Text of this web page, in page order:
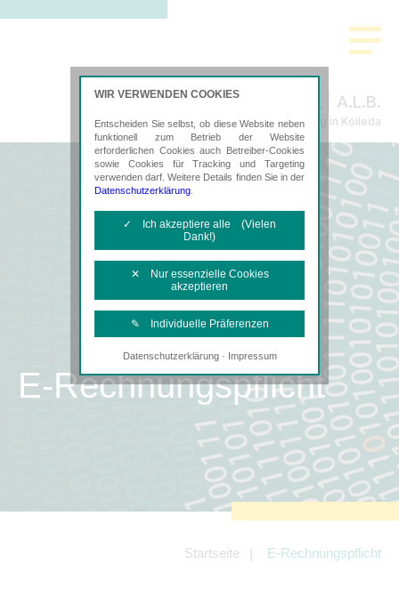
A.L.B.
Steuerberatung in Kölleda
E-Rechnungspflicht
Startseite E-Rechnungspflicht
WIR VERWENDEN COOKIES
Entscheiden Sie selbst, ob diese Website neben
funktionell zum Betrieb der Website
erforderlichen Cookies auch Betreiber-Cookies
sowie Cookies für Tracking und Targeting
verwenden darf. Weitere Details finden Sie in der
Datenschutzerklärung
✓ Ich akzeptiere alle (Vielen
Dank!)
✕ Nur essenzielle Cookies
akzeptieren
✎ Individuelle Präferenzen
Notwendige Cookies
Diese Cookies sind erforderlich, um die
grundlegende Funktionalität der Website
Tracking- und Targeting-Cookies
Diese Cookies sind erforderlich, um
unsere Website auf Ihre Bedürfnisse hin
zu optimieren. Hierzu gehört eine
bedarfsgerechte Gestaltung und
fortlaufende Verbesserung unseres
Angebotes einschließlich der
Angeboten von z.B. Facebook und
Datenschutzerklärung· Impressum